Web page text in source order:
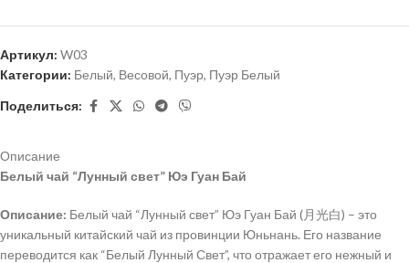
Артикул: W03
Категории: Белый, Весовой, Пуэр, Пуэр Белый
Поделиться:
Описание
Белый чай “Лунный свет” Юэ Гуан Бай
Описание: Белый чай “Лунный свет” Юэ Гуан Бай (月光白) – это
уникальный китайский чай из провинции Юньнань. Его название
переводится как “Белый Лунный Свет”, что отражает его нежный и